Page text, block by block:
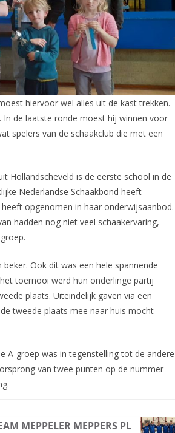
hiervoor wel alles uit de kast trekken.
In de laatste ronde moest hij winnen voor
spelers van de schaakclub die met een
Hollandscheveld is de eerste school in de
Nederlandse Schaakbond heeft
opgenomen in haar onderwijsaanbod.
hadden nog niet veel schaakervaring,
Ook dit was een hele spannende
toernooi werd hun onderlinge partij
plaats. Uiteindelijk gaven via een
tweede plaats mee naar huis mocht
A-groep was in tegenstelling tot de andere
van twee punten op de nummer
MEPPELER MEPPERS PL